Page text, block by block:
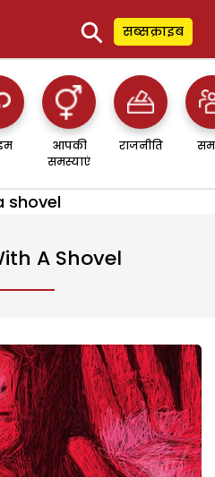
⚲ सब्सक्राइब
आपकी
समस्याएं
राजनीति
shovel
A Shovel